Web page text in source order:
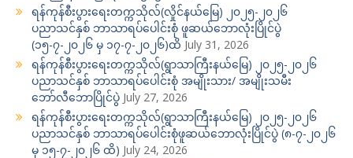
ရန်ကုန်စီးပွားရေးတက္ကသိုလ်(လှိုင်နယ်မြေ) ၂၀၂၅-၂၀၂၆
ပညာသင်နှစ် ဘာသာရပ်ပေါင်းစုံ ဖူဆယ်ဘောလုံးပြိုင်ပွဲ
(၁၅-၇-၂၀၂၆ မှ ၁၇-၇-၂၀၂၆)ထိ July 31, 2026
ရန်ကုန်စီးပွားရေးတက္ကသိုလ်(ရွာသာကြီးနယ်မြေ) ၂၀၂၅-၂၀၂၆
ပညာသင်နှစ် ဘာသာရပ်ပေါင်းစုံ အမျိုးသား/ အမျိုးသမီး
ဘော်လီဘောပြိုင်ပွဲ July 27, 2026
ရန်ကုန်စီးပွားရေးတက္ကသိုလ်(ရွာသာကြီးနယ်မြေ) ၂၀၂၅-၂၀၂၆
ပညာသင်နှစ် ဘာသာရပ်ပေါင်းစုံဖူဆယ်ဘောလုံးပြိုင်ပွဲ (၈-၇-၂၀၂၆
မှ ၁၅-၇-၂၀၂၆ ထိ) July 24, 2026